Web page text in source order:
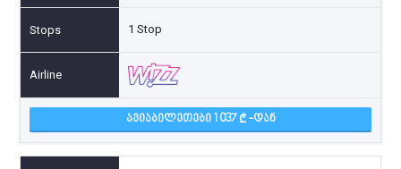
1 Stop
ᲐᲕᲘᲐᲑᲘᲚᲔᲗᲔᲑᲘ 1 037 -ᲓᲐᲜ